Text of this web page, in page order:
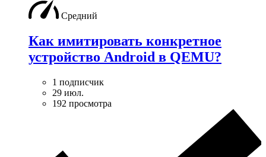
Средний
Как имитировать конкретное
устройство Android в QEMU?
1 подписчик
29 июл.
192 просмотра